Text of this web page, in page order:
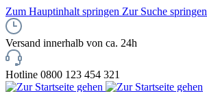
Zum Hauptinhalt springen Zur Suche springen
Versand innerhalb von ca. 24h
Hotline 0800 123 454 321